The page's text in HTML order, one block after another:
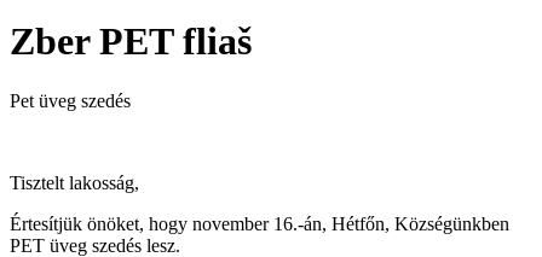
Zber PET fliaš
Pet üveg szedés
Tisztelt lakosság,
Értesítjük önöket, hogy november 16.-án, Hétfőn, Községünkben
PET üveg szedés lesz.